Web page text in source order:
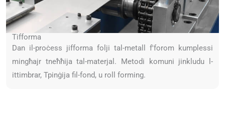
Tifforma
Dan il-proċess jifforma folji tal-metall f'forom kumplessi
mingħajr tneħħija tal-materjal. Metodi komuni jinkludu l-
ittimbrar, Tpinġija fil-fond, u roll forming.